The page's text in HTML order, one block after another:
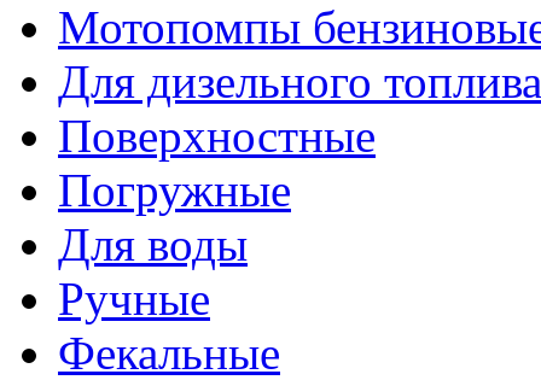
Мотопомпы
Для дизельного топлива
Поверхностные
Погружные
Для воды
Ручные
Фекальные